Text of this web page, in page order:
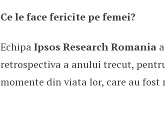
Ce le face fericite pe femei?
Echipa Ipsos Research Romaniaa
retrospectiva a anului trecut,
momente din viata lor, care au